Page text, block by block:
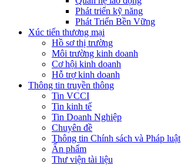
Phát triển kỹ năng
Phát Triển Bền Vững
Xúc tiến thương mại
Hồ sơ thị trường
Môi trường kinh doanh
Cơ hội kinh doanh
Hỗ trợ kinh doanh
Thông tin truyền thông
Tin VCCI
Tin kinh tế
Tin Doanh Nghiệp
Chuyên đề
Thông tin Chính sách và Pháp luật
Ấn phẩm
Thư viện tài liệu